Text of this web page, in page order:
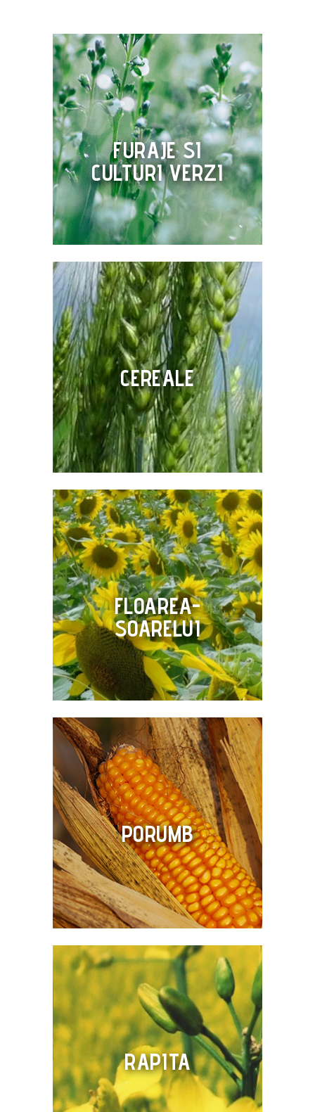
FURAJE SI
CULTURI VERZI
CEREALE
FLOAREA-
SOARELUI
PORUMB
RAPITA